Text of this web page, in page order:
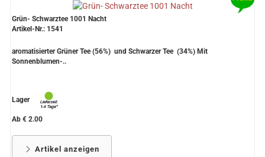
Grün- Schwarztee 1001 Nacht
Artikel-Nr.: 1541
aromatisierter Grüner Tee (56%) und Schwarzer Tee (34%) Mit
Sonnenblumen-..
Lager
Ab € 2.00
Artikel anzeigen